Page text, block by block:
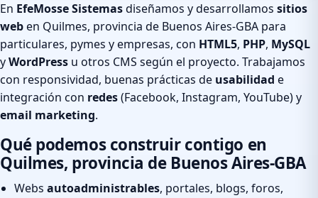
En EfeMosse Sistemasdiseñamos y desarrollamos sitios
weben Quilmes, provincia de Buenos Aires-GBA para
particulares, pymes y empresas, con HTML5, PHP, MySQL
yWordPress u otros CMS según el proyecto. Trabajamos
con responsividad, buenas prácticas de usabilidad e
integración con redes(Facebook, Instagram, YouTube) y
email marketing.
Qué podemos construir contigo en
Quilmes, provincia de Buenos Aires-GBA
Webs autoadministrables, portales, blogs, foros,